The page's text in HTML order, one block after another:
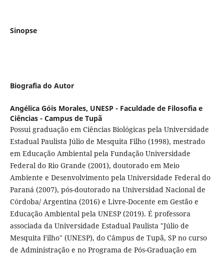
Sinopse
Biografia do Autor
Angélica Góis Morales, UNESP - Faculdade de Filosofia e
Ciências - Campus de Tupã
Possui graduação em Ciências Biológicas pela Universidade
Estadual Paulista Júlio de Mesquita Filho (1998), mestrado
em Educação Ambiental pela Fundação Universidade
Federal do Rio Grande (2001), doutorado em Meio
Ambiente e Desenvolvimento pela Universidade Federal do
Paraná (2007), pós-doutorado na Universidad Nacional de
Córdoba/ Argentina (2016) e Livre-Docente em Gestão e
Educação Ambiental pela UNESP (2019). É professora
associada da Universidade Estadual Paulista "Júlio de
Mesquita Filho" (UNESP), do Câmpus de Tupã, SP no curso
de Administração e no Programa de Pós-Graduação em